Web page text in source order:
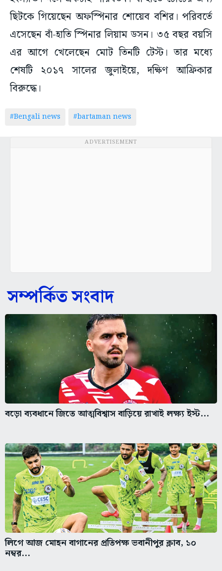
ছিটকে গিয়েছেন অফস্পিনার শোয়েব বশির। পরিবর্তে
এসেছেন বাঁ-হাতি স্পিনার লিয়াম ডসন। ৩৫ বছর বয়সি
এর আগে খেলেছেন মোট তিনটি টেস্ট। তার মধ্যে
শেষটি ২০১৭ সালের জুলাইয়ে, দক্ষিণ আফ্রিকার
বিরুদ্ধে।
#Bengali news #bartaman news
ADVERTISEMENT
সম্পর্কিত সংবাদ
বড়ো ব্যবধানে জিতে আত্মবিশ্বাস বাড়িয়ে রাখাই লক্ষ্য ইস্ট...
লিগে আজ মোহন বাগানের প্রতিপক্ষ ভবানীপুর ক্লাব, ১০
নম্বর...